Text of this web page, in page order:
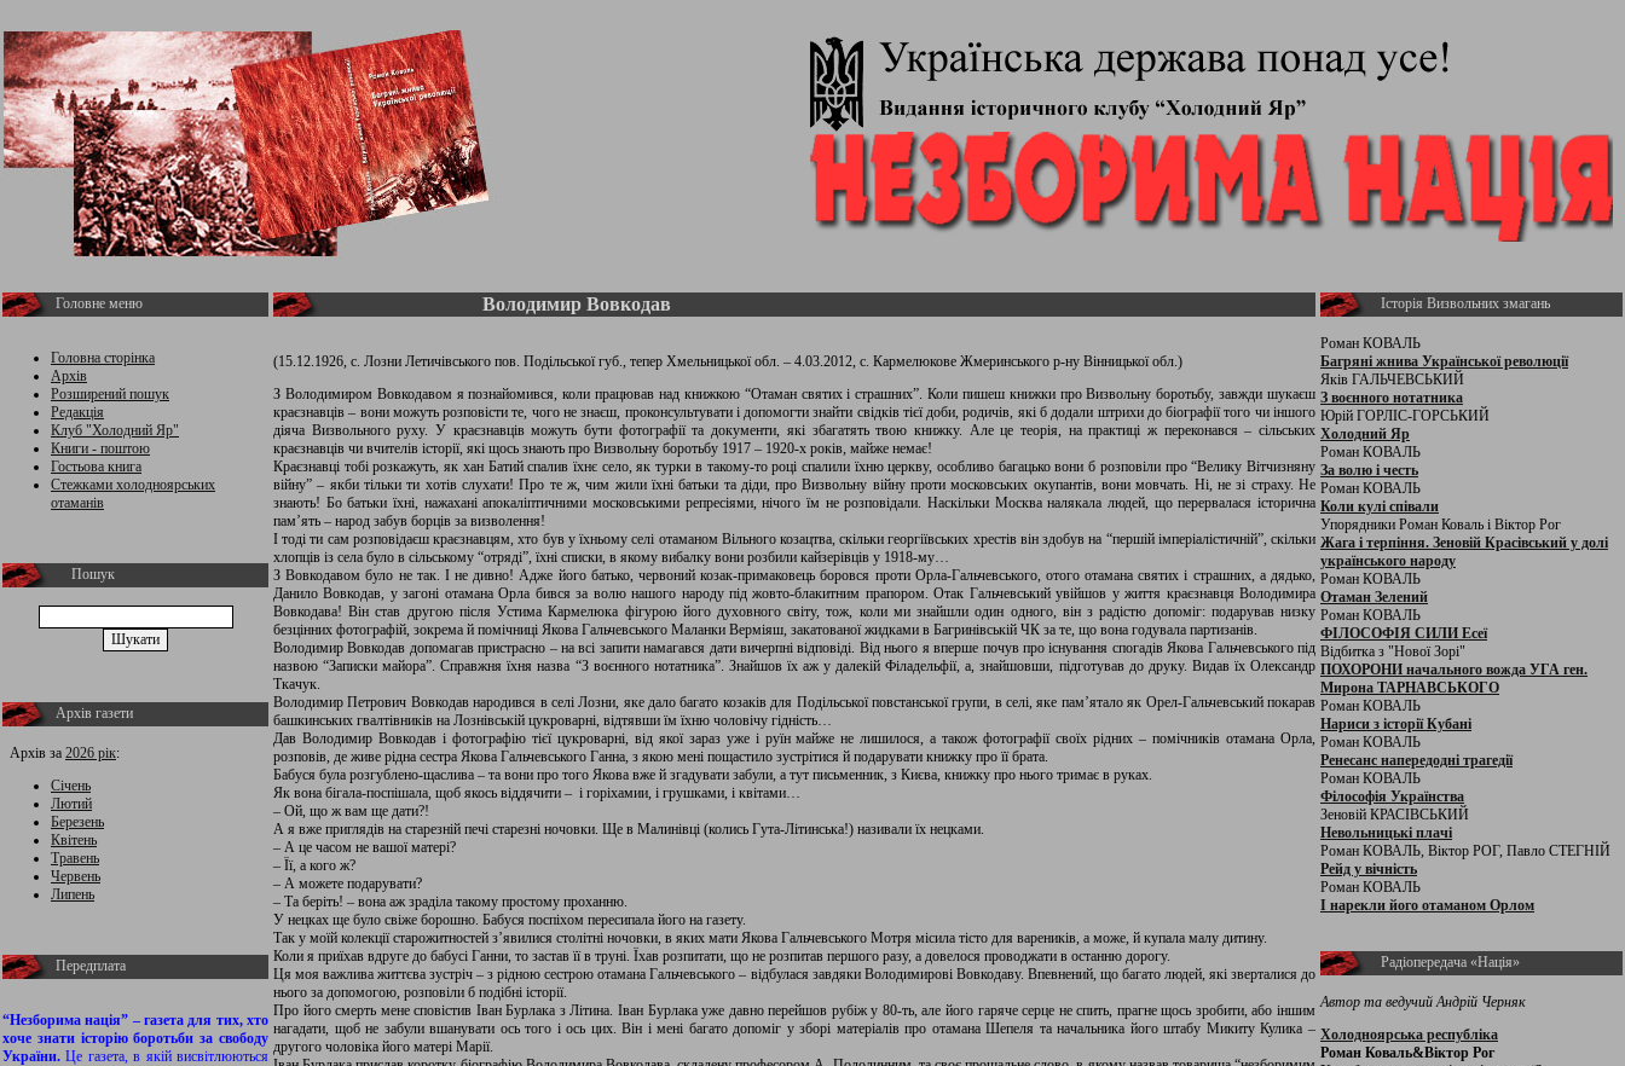
Головне меню
Головна сторінка
Архів
Розширений пошук
Редакція
Клуб "Холодний Яр"
Книги - поштою
Гостьова книга
Стежками холодноярських
отаманів
Пошук
Архів газети
Архів за 2026 рік:
Січень
Лютий
Березень
Квітень
Травень
Червень
Липень
Передплата
“Незборима нація” – газета для тих, хто
хоче знати історію боротьби за свободу
України.Це газета, в якій висвітлюються
Володимир Вовкодав
(15.12.1926, с. Лозни Летичівського пов. Подільської губ., тепер Хмельницької обл. – 4.03.2012, с. Кармелюкове Жмеринського р-ну Вінницької обл.)
З Володимиром Вовкодавом я познайомився, коли працював над книжкою “Отаман святих і страшних”. Коли пишеш книжки про Визвольну боротьбу, завжди шукаєш
краєзнавців – вони можуть розповісти те, чого не знаєш, проконсультувати і допомогти знайти свідків тієї доби, родичів, які б додали штрихи до біографії того чи іншого
діяча Визвольного руху. У краєзнавців можуть бути фотографії та документи, які збагатять твою книжку. Але це теорія, на практиці ж переконався – сільських
краєзнавців чи вчителів історії, які щось знають про Визвольну боротьбу 1917 – 1920-х років, майже немає!
Краєзнавці тобі розкажуть, як хан Батий спалив їхнє село, як турки в такому-то році спалили їхню церкву, особливо багацько вони б розповіли про “Велику Вітчизняну
війну” – якби тільки ти хотів слухати! Про те ж, чим жили їхні батьки та діди, про Визвольну війну проти московських окупантів, вони мовчать. Ні, не зі страху. Не
знають! Бо батьки їхні, нажахані апокаліптичними московськими репресіями, нічого їм не розповідали. Наскільки Москва налякала людей, що перервалася історична
пам’ять – народ забув борців за визволення!
І тоді ти сам розповідаєш краєзнавцям, хто був у їхньому селі отаманом Вільного козацтва, скільки георгіївських хрестів він здобув на “першій імперіалістичній”, скільки
хлопців із села було в сільському “отряді”, їхні списки, в якому вибалку вони розбили кайзерівців у 1918-му…
З Вовкодавом було не так. І не дивно! Адже його батько, червоний козак-примаковець боровся проти Орла-Гальчевського, отого отамана святих і страшних, а дядько,
Данило Вовкодав, у загоні отамана Орла бився за волю нашого народу під жовто-блакитним прапором. Отак Гальчевський увійшов у життя краєзнавця Володимира
Вовкодава! Він став другою після Устима Кармелюка фігурою його духовного світу, тож, коли ми знайшли один одного, він з радістю допоміг: подарував низку
безцінних фотографій, зокрема й помічниці Якова Гальчевського Маланки Верміяш, закатованої жидками в Багринівській ЧК за те, що вона годувала партизанів.
Володимир Вовкодав допомагав пристрасно – на всі запити намагався дати вичерпні відповіді. Від нього я вперше почув про існування спогадів Якова Гальчевського під
назвою “Записки майора”. Справжня їхня назва “З воєнного нотатника”. Знайшов їх аж у далекій Філадельфії, а, знайшовши, підготував до друку. Видав їх Олександр
Ткачук.
Володимир Петрович Вовкодав народився в селі Лозни, яке дало багато козаків для Подільської повстанської групи, в селі, яке пам’ятало як Орел-Гальчевський покарав
башкинських гвалтівників на Лознівській цукроварні, відтявши їм їхню чоловічу гідність…
Дав Володимир Вовкодав і фотографію тієї цукроварні, від якої зараз уже і руїн майже не лишилося, а також фотографії своїх рідних – помічників отамана Орла,
розповів, де живе рідна сестра Якова Гальчевського Ганна, з якою мені пощастило зустрітися й подарувати книжку про її брата.
Бабуся була розгублено-щаслива – та вони про того Якова вже й згадувати забули, а тут письменник, з Києва, книжку про нього тримає в руках.
Як вона бігала-поспішала, щоб якось віддячити – і горіхамии, і грушками, і квітами…
– Ой, що ж вам ще дати?!
А я вже приглядів на старезній печі старезні ночовки. Ще в Малинівці (колись Гута-Літинська!) називали їх нецками.
– А це часом не вашої матері?
– Її, а кого ж?
– А можете подарувати?
– Та беріть! – вона аж зраділа такому простому проханню.
У нецках ще було свіже борошно. Бабуся поспіхом пересипала його на газету.
Так у моїй колекції старожитностей з’явилися столітні ночовки, в яких мати Якова Гальчевського Мотря місила тісто для вареників, а може, й купала малу дитину.
Коли я приїхав вдруге до бабусі Ганни, то застав її в труні. Їхав розпитати, що не розпитав першого разу, а довелося проводжати в останню дорогу.
Ця моя важлива життєва зустріч – з рідною сестрою отамана Гальчевського – відбулася завдяки Володимирові Вовкодаву. Впевнений, що багато людей, які зверталися до
нього за допомогою, розповіли б подібні історії.
Про його смерть мене сповістив Іван Бурлака з Літина. Іван Бурлака уже давно перейшов рубіж у 80-ть, але його гаряче серце не спить, прагне щось зробити, або іншим
нагадати, щоб не забули вшанувати ось того і ось цих. Він і мені багато допоміг у зборі матеріалів про отамана Шепеля та начальника його штабу Микиту Кулика –
другого чоловіка його матері Марії.
Історія Визвольних змагань
Роман КОВАЛЬ
Багряні жнива Української революції
Яків ГАЛЬЧЕВСЬКИЙ
З воєнного нотатника
Юрій ГОРЛІС-ГОРСЬКИЙ
Холодний Яр
Роман КОВАЛЬ
За волю і честь
Роман КОВАЛЬ
Коли кулі співали
Упорядники Роман Коваль і Віктор Рог
Жага і терпіння. Зеновій Красівський у долі
українського народу
Роман КОВАЛЬ
Отаман Зелений
Роман КОВАЛЬ
ФІЛОСОФІЯ СИЛИ Есеї
Відбитка з "Нової Зорі"
ПОХОРОНИ начального вожда УГА ген.
Мирона ТАРНАВСЬКОГО
Роман КОВАЛЬ
Нариси з історії Кубані
Роман КОВАЛЬ
Ренесанс напередодні трагедії
Роман КОВАЛЬ
Філософія Українства
Зеновій КРАСІВСЬКИЙ
Невольницькі плачі
Роман КОВАЛЬ, Віктор РОГ, Павло СТЕГНІЙ
Рейд у вічність
Роман КОВАЛЬ
І нарекли його отаманом Орлом
Радіопередача «Нація»
Автор та ведучий Андрій Черняк
Холодноярська республіка
Роман Коваль&Віктор Рог